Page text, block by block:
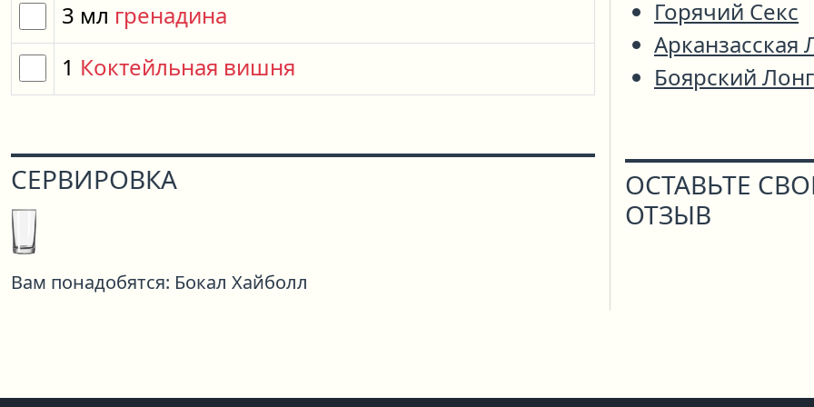
3 мл гренадина
1 Коктейльная вишня
СЕРВИРОВКА
Вам понадобятся: Бокал Хайболл
Горячий Секс
Арканзасская
Боярский Лонг
ОСТАВЬТЕ
ОТЗЫВ